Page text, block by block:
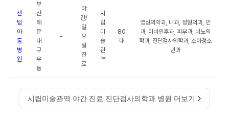
센
텀
아
동
병
원
부
산
해
운
대
구
우
동
-
야
간/
일
요
일
진
료
시
립
미
술
관
역
80
대
영상의학과, 내과, 정형외과, 안
과, 이비인후과, 피부과, 비뇨의
학과, 진단검사의학과, 소아청소
년과
시립미술관역 야간 진료 진단검사의학과 병원 더보기